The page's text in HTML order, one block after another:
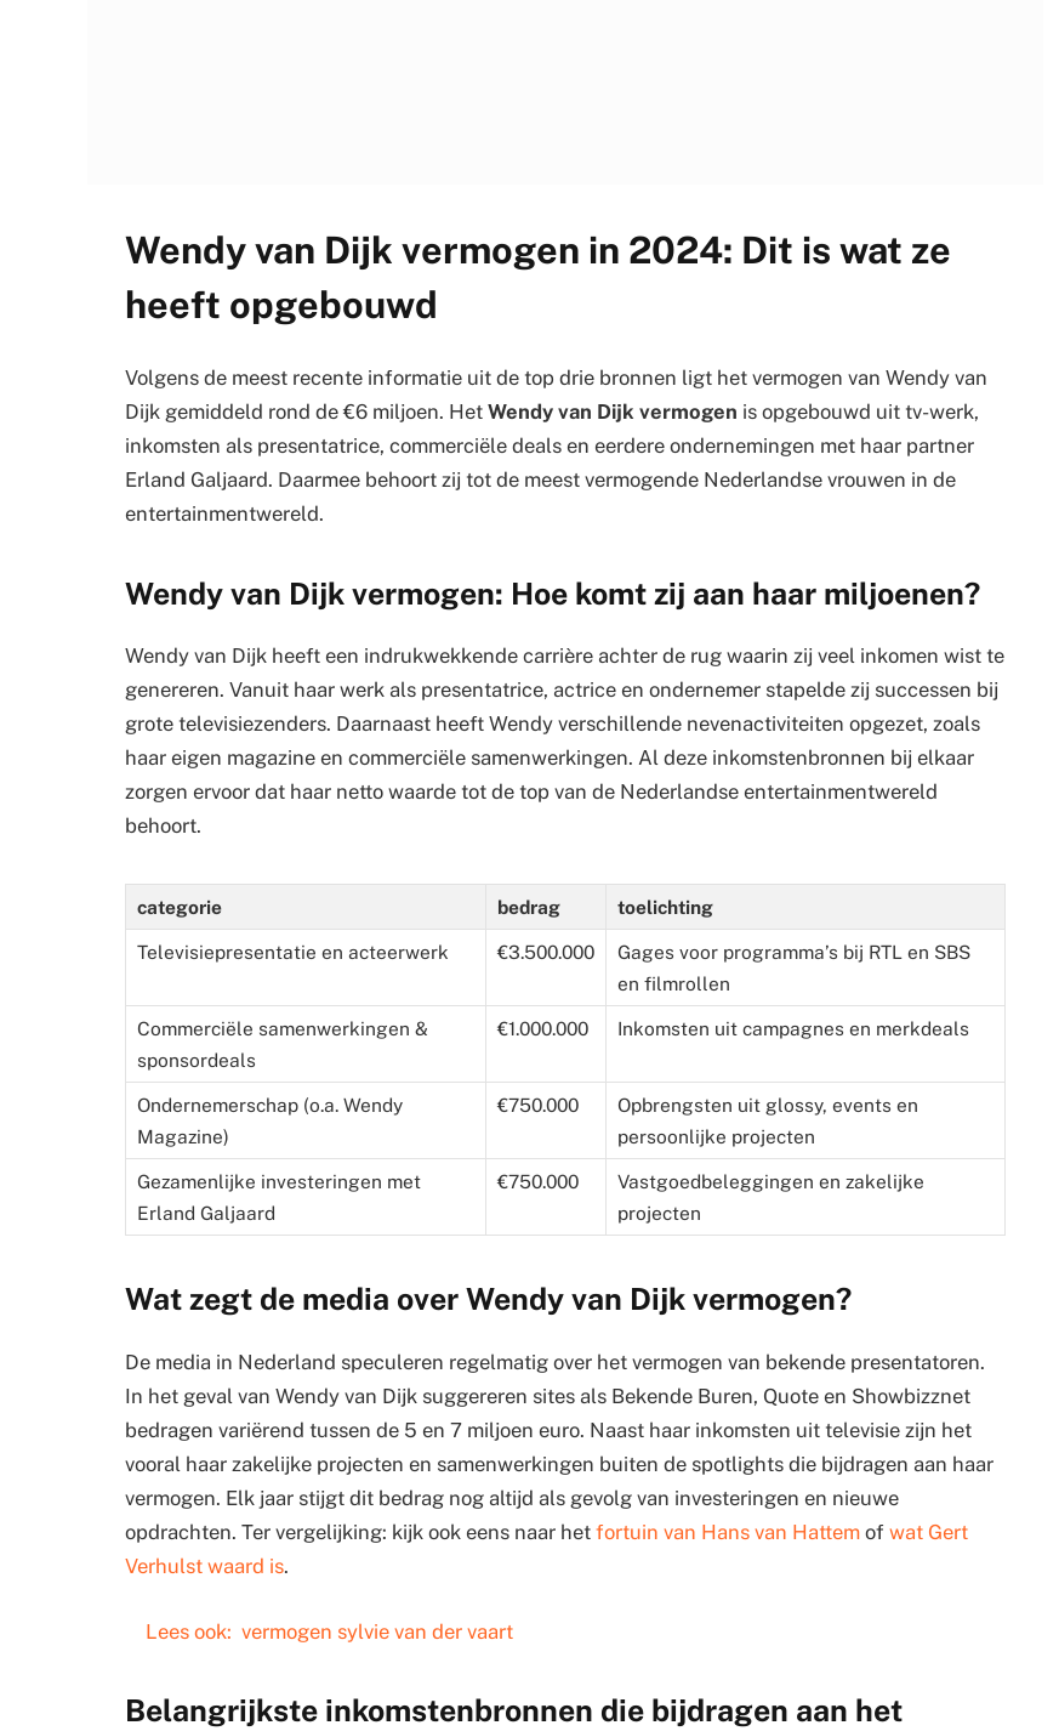
Wendy van Dijk vermogen in 2024: Dit is wat ze
heeft opgebouwd
Volgens de meest recente informatie uit de top drie bronnen ligt het vermogen van Wendy van
Dijk gemiddeld rond de €6 miljoen. Het Wendy van Dijk vermogen is opgebouwd uit tv-werk,
inkomsten als presentatrice, commerciële deals en eerdere ondernemingen met haar partner
Erland Galjaard. Daarmee behoort zij tot de meest vermogende Nederlandse vrouwen in de
entertainmentwereld.
Wendy van Dijk vermogen: Hoe komt zij aan haar miljoenen?
Wendy van Dijk heeft een indrukwekkende carrière achter de rug waarin zij veel inkomen wist te
genereren. Vanuit haar werk als presentatrice, actrice en ondernemer stapelde zij successen bij
grote televisiezenders. Daarnaast heeft Wendy verschillende nevenactiviteiten opgezet, zoals
haar eigen magazine en commerciële samenwerkingen. Al deze inkomstenbronnen bij elkaar
zorgen ervoor dat haar netto waarde tot de top van de Nederlandse entertainmentwereld
behoort.
categorie bedrag toelichting
Televisiepresentatie en acteerwerk €3.500.000
Gages voor programma’s bij RTL en SBS
en filmrollen
Commerciële samenwerkingen &
sponsordeals
€1.000.000 Inkomsten uit campagnes en merkdeals
Ondernemerschap (o.a. Wendy
Magazine)
€750.000
Opbrengsten uit glossy, events en
persoonlijke projecten
Gezamenlijke investeringen met
Erland Galjaard
€750.000
Vastgoedbeleggingen en zakelijke
projecten
Wat zegt de media over Wendy van Dijk vermogen?
De media in Nederland speculeren regelmatig over het vermogen van bekende presentatoren.
In het geval van Wendy van Dijk suggereren sites als Bekende Buren, Quote en Showbizznet
bedragen variërend tussen de 5 en 7 miljoen euro. Naast haar inkomsten uit televisie zijn het
vooral haar zakelijke projecten en samenwerkingen buiten de spotlights die bijdragen aan haar
vermogen. Elk jaar stijgt dit bedrag nog altijd als gevolg van investeringen en nieuwe
opdrachten. Ter vergelijking: kijk ook eens naar het fortuin van Hans van Hattem of wat Gert
Verhulst waard is.
Lees ook: vermogen sylvie van der vaart
Belangrijkste inkomstenbronnen die bijdragen aan het